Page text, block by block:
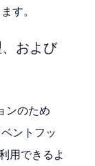
す。
および
ンのため
ントフッ
用できるよ